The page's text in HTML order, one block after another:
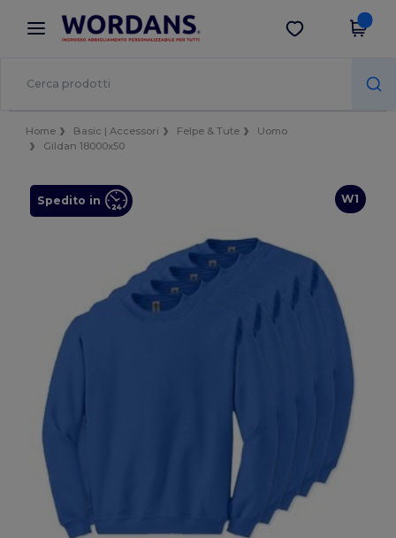
× App Wordans
Prezzi migliori sull'app!
Scarica app
Home Basic | Accessori Felpe & Tute
Uomo
Gildan 18000x50
W1
Spedito in